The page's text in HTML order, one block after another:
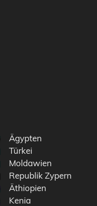
Ägypten
Türkei
Moldawien
Republik Zypern
Äthiopien
Kenia